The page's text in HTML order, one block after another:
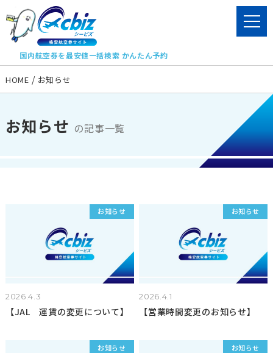
国内航空券を最安値一括検索 かんたん予約
HOME お知らせ
お知らせ の記事一覧
お知らせ
2026.4.3
【JAL 運賃の変更について】
お知らせ
2026.4.1
【営業時間変更のお知らせ】
お知らせ お知らせ